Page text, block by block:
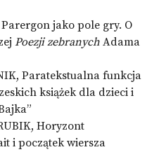
Parergon jako pole gry. O
Poezji zebranych Adama
Paratekstualna funkcja
książek dla dzieci i
Horyzont
i początek wiersza